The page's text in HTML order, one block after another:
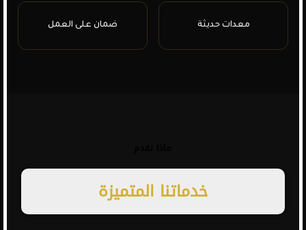
معدات حديثة ضمان على العمل
خدماتنا المتميزة